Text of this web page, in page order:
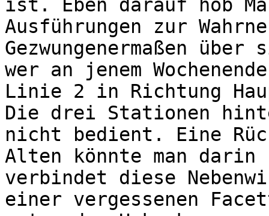
ist. Eben darauf hob
Ausführungen zur
Gezwungenermaßen
wer an jenem
Linie 2 in Richtung
Die drei Stationen
nicht bedient. Eine
Alten könnte man
verbindet diese
einer vergessenen